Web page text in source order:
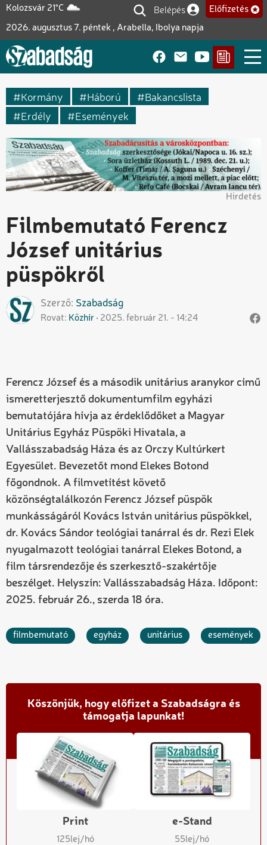
Ugrás
tartalomra
Kolozsvár 21°C
2026. augusztus 7. péntek , Arabella, Ibolya napja
Felhasználói fiók
Belépés Előfizetés
Kormány Háború
Bakancslista
Erdély
Események
Hirdetés
Filmbemutató Ferencz
József unitárius
püspökről
Szerző Szabadság
Rovat Közhír 2025. február 21. - 14:24
Ferencz József és a második unitárius aranykor című
ismeretterjesztő dokumentumfilm egyházi
bemutatójára hívja az érdeklődőket a Magyar
Unitárius Egyház Püspöki Hivatala, a
Vallásszabadság Háza és az Orczy Kultúrkert
Egyesület. Bevezetőt mond Elekes Botond
főgondnok. A filmvetítést követő
közönségtalálkozón Ferencz József püspök
munkásságáról Kovács István unitárius püspökkel,
dr. Kovács Sándor teológiai tanárral és dr. Rezi Elek
nyugalmazott teológiai tanárral Elekes Botond, a
film társrendezője és szerkesztő-szakértője
beszélget. Helyszín: Vallásszabadság Háza. Időpont:
2025. február 26., szerda 18 óra.
filmbemutató egyház unitárius események
Köszönjük, hogy előfizet a Szabadságra és
támogatja lapunkat!
Print
125lej/hó
e-Stand
55lej/hó